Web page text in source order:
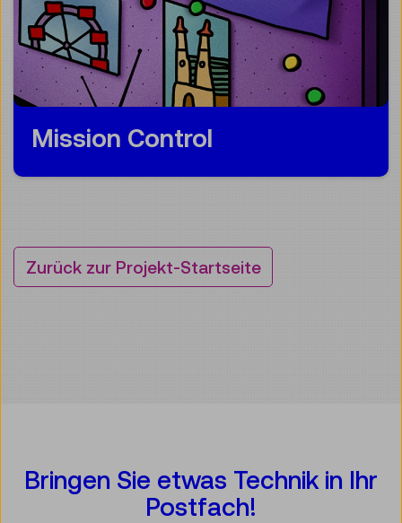
Mission Control
Zurück zur Projekt-Startseite
Bringen Sie etwas Technik in Ihr
Postfach!